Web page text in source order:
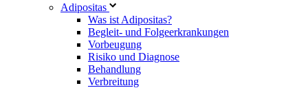
Adipositas
Was ist Adipositas?
Begleit- und Folgeerkrankungen
Vorbeugung
Risiko und Diagnose
Behandlung
Verbreitung